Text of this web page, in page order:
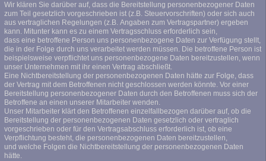
Wir klären Sie darüber auf, dass die Bereitstellung personenbezogener Daten
zum Teil gesetzlich vorgeschrieben ist (z.B. Steuervorschriften) oder sich auch
aus vertraglichen Regelungen (z.B. Angaben zum Vertragspartner) ergeben
kann. Mitunter kann es zu einem Vertragsschluss erforderlich sein,
dass eine betroffene Person uns personenbezogene Daten zur Verfügung stellt,
die in der Folge durch uns verarbeitet werden müssen. Die betroffene Person ist
beispielsweise verpflichtet uns personenbezogene Daten bereitzustellen, wenn
unser Unternehmen mit ihr einen Vertrag abschließt.
Eine Nichtbereitstellung der personenbezogenen Daten hätte zur Folge, dass
der Vertrag mit dem Betroffenen nicht geschlossen werden könnte. Vor einer
Bereitstellung personenbezogener Daten durch den Betroffenen muss sich der
Betroffene an einen unserer Mitarbeiter wenden.
Unser Mitarbeiter klärt den Betroffenen einzelfallbezogen darüber auf, ob die
Bereitstellung der personenbezogenen Daten gesetzlich oder vertraglich
vorgeschrieben oder für den Vertragsabschluss erforderlich ist, ob eine
Verpflichtung besteht, die personenbezogenen Daten bereitzustellen,
und welche Folgen die Nichtbereitstellung der personenbezogenen Daten
hätte.